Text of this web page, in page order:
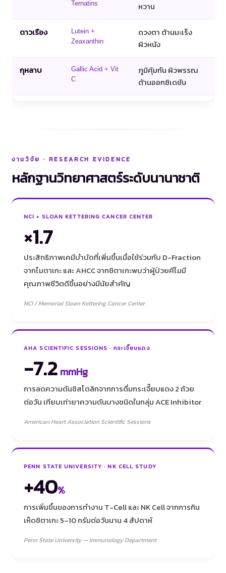
Ternatins หวาน
ดาวเรือง
Lutein +
Zeaxanthin
ดวงตา ต้านมะเร็ง
ผิวหนัง
กุหลาบ
Gallic Acid + Vit
C
ภูมิคุ้มกัน ผิวพรรณ
ต้านออกซิเดชัน
งานวิจัย · RESEARCH EVIDENCE
หลักฐานวิทยาศาสตร์ระดับนานาชาติ
NCI + SLOAN KETTERING CANCER CENTER
×1.7
ประสิทธิภาพเคมีบำบัดที่เพิ่มขึ้นเมื่อใช้ร่วมกับ D-Fraction
จากไมตาเกะ และ AHCC จากชิตาเกะพบว่าผู้ป่วยคีโมมี
คุณภาพชีวิตดีขึ้นอย่างมีนัยสำคัญ
NCI / Memorial Sloan Kettering Cancer Center
AHA SCIENTIFIC SESSIONS · กระเจี๊ยบแดง
-7.2 mmHg
การลดความดันซิสโตลิกจากการดื่มกระเจี๊ยบแดง 2 ถ้วย
ต่อวัน เทียบเท่ายาความดันบางชนิดในกลุ่ม ACE Inhibitor
American Heart Association Scientific Sessions
PENN STATE UNIVERSITY · NK CELL STUDY
+40%
การเพิ่มขึ้นของการทำงาน T-Cell และ NK Cell จากการกิน
เห็ดชิตาเกะ 5–10 กรัมต่อวันนาน 4 สัปดาห์
Penn State University — Immunology Department